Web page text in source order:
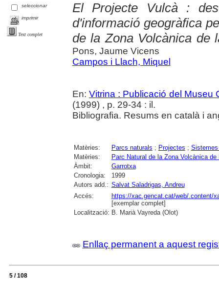
seleccionar
imprimir
Text complet
El Projecte Vulcà :
d'informació geogràfica
de la Zona Volcànica de
Pons, Jaume Vicens
Campos i Llach, Miquel
En: Vitrina : Publicació del Museu
(1999) , p. 29-34 : il.
Bibliografia. Resums en català i
Matèries: Parcs naturals ; Projectes ; Sistemes
Matèries:
Parc Natural de la Zona Volcànica de
Àmbit:
Garrotxa
Cronologia:
1999
Autors add.: Salvat Saladrigas, Andreu
Accés:
https://xac.gencat.cat/web/.content/
[exemplar complet]
Localització: B. Marià Vayreda (Olot)
Enllaç permanent a aquest
5 / 108